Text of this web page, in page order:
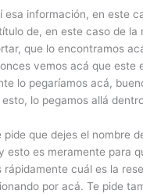
esa información, en este
de, en este caso de la
que lo encontramos
vemos acá que este
lo pegaríamos acá,
lo pegamos allá
pide que dejes el nombre
esto es meramente para
rápidamente cuál es la
por acá. Te pide